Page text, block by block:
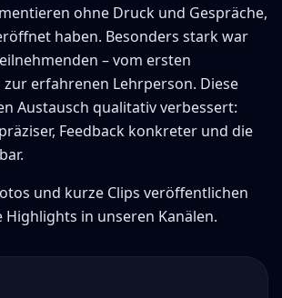
ohne Druck und Gespräche,
haben. Besonders stark war
– vom ersten
zur erfahrenen Lehrperson. Diese
Austausch qualitativ verbessert:
Feedback konkreter und die
und kurze Clips veröffentlichen
in unseren Kanälen.